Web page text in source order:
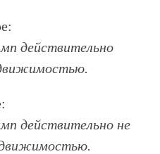
действительно
действительно не